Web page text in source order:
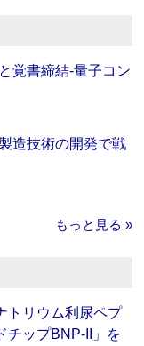
覚書締結‐量子コン
造技術の開発で戦
もっと見る »
トリウム利尿ペプ
チップBNP-II」を